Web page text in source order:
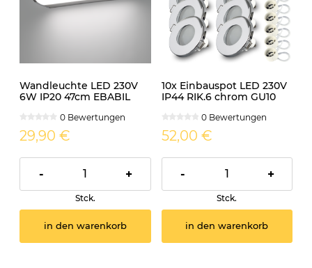
Wandleuchte LED 230V
6W IP20 47cm EBABIL
0 Bewertungen
29,90 €
- +
Stck.
in den warenkorb
10x Einbauspot LED 230V
IP44 RIK.6 chrom GU10
0 Bewertungen
52,00 €
- +
Stck.
in den warenkorb